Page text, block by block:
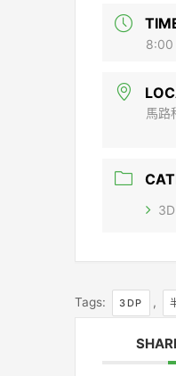
8:00
馬路
Tags: 3DP ,